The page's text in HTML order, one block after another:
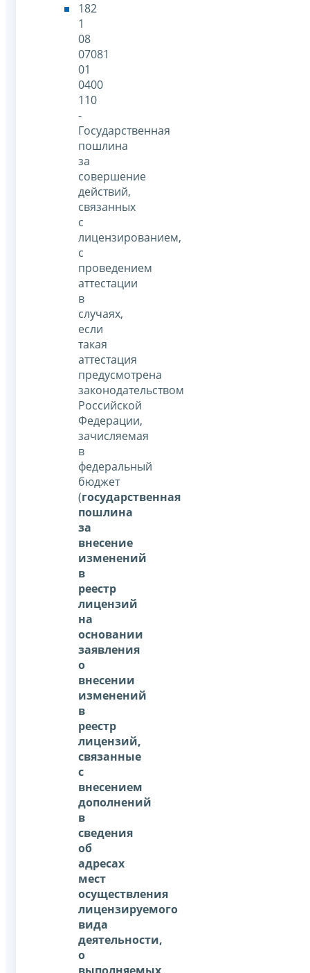
182
1
08
07081
01
0400
110
-
Государственная
пошлина
за
совершение
действий,
связанных
с
лицензированием,
с
проведением
аттестации
в
случаях,
если
такая
аттестация
предусмотрена
законодательством
Российской
Федерации,
зачисляемая
в
федеральный
бюджет
(государственная
пошлина
за
внесение
изменений
в
реестр
лицензий
на
основании
заявления
о
внесении
изменений
в
реестр
лицензий,
связанные
с
внесением
дополнений
в
сведения
об
адресах
мест
осуществления
лицензируемого
вида
деятельности,
о